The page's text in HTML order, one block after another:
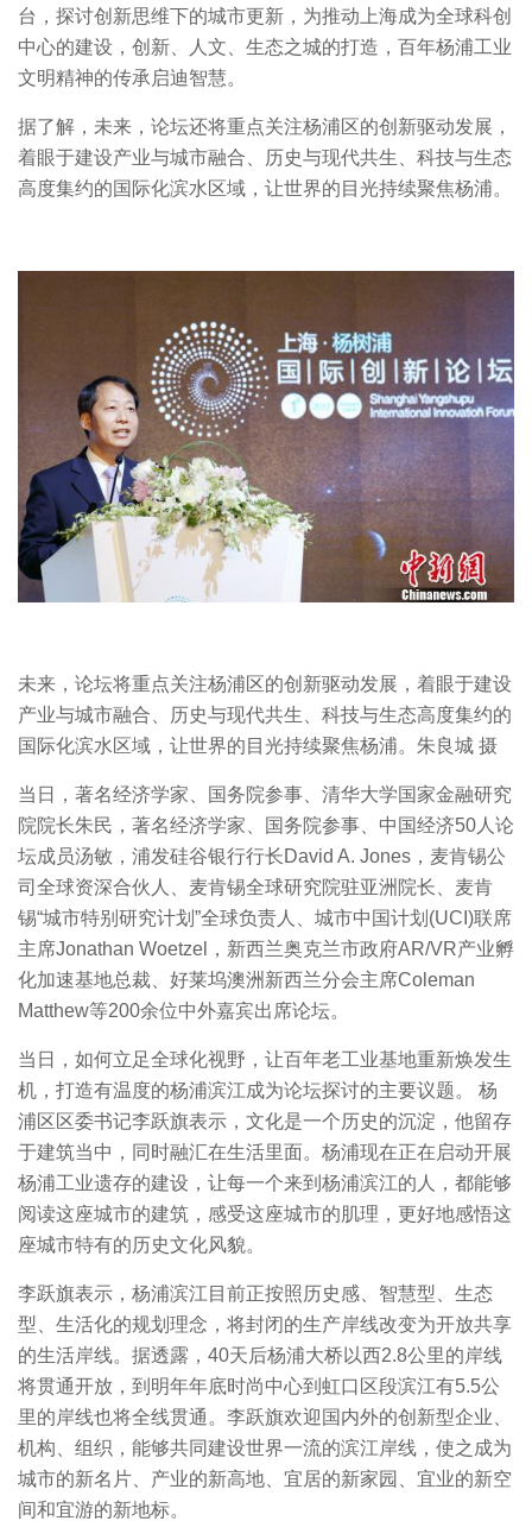
台，探讨创新思维下的城市更新，为推动上海成为全球科创
中心的建设，创新、人文、生态之城的打造，百年杨浦工业
文明精神的传承启迪智慧。
据了解，未来，论坛还将重点关注杨浦区的创新驱动发展，
着眼于建设产业与城市融合、历史与现代共生、科技与生态
高度集约的国际化滨水区域，让世界的目光持续聚焦杨浦。
未来，论坛将重点关注杨浦区的创新驱动发展，着眼于建设
产业与城市融合、历史与现代共生、科技与生态高度集约的
国际化滨水区域，让世界的目光持续聚焦杨浦。朱良城 摄
当日，著名经济学家、国务院参事、清华大学国家金融研究
院院长朱民，著名经济学家、国务院参事、中国经济50人论
坛成员汤敏，浦发硅谷银行行长David A. Jones，麦肯锡公
司全球资深合伙人、麦肯锡全球研究院驻亚洲院长、麦肯
锡“城市特别研究计划”全球负责人、城市中国计划(UCI)联席
主席Jonathan Woetzel，新西兰奥克兰市政府AR/VR产业孵
化加速基地总裁、好莱坞澳洲新西兰分会主席Coleman
Matthew等200余位中外嘉宾出席论坛。
当日，如何立足全球化视野，让百年老工业基地重新焕发生
机，打造有温度的杨浦滨江成为论坛探讨的主要议题。 杨
浦区区委书记李跃旗表示，文化是一个历史的沉淀，他留存
于建筑当中，同时融汇在生活里面。杨浦现在正在启动开展
杨浦工业遗存的建设，让每一个来到杨浦滨江的人，都能够
阅读这座城市的建筑，感受这座城市的肌理，更好地感悟这
座城市特有的历史文化风貌。
李跃旗表示，杨浦滨江目前正按照历史感、智慧型、生态
型、生活化的规划理念，将封闭的生产岸线改变为开放共享
的生活岸线。据透露，40天后杨浦大桥以西2.8公里的岸线
将贯通开放，到明年年底时尚中心到虹口区段滨江有5.5公
里的岸线也将全线贯通。李跃旗欢迎国内外的创新型企业、
机构、组织，能够共同建设世界一流的滨江岸线，使之成为
城市的新名片、产业的新高地、宜居的新家园、宜业的新空
间和宜游的新地标。